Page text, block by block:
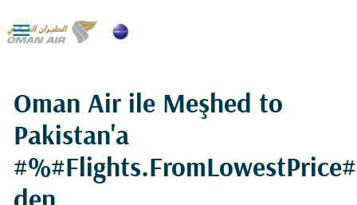

Oman Air ile Meşhed to
Pakistan'a